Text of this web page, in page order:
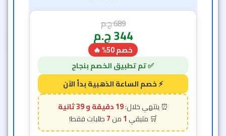
689ج.م
344ج.م
خصم 50% 🔥
19 دقيقة و 36 ثانية
1
7